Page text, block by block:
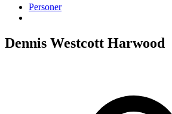
Personer
Dennis Westcott Harwood